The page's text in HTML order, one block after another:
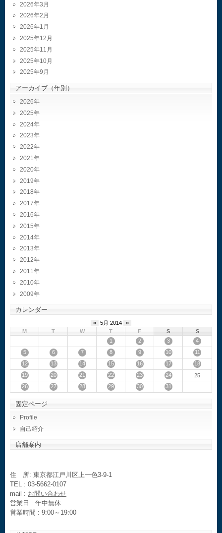
2026年3月
2026年2月
2026年1月
2025年12月
2025年11月
2025年10月
2025年9月
アーカイブ（年別）
2026
2025
2024
2023
2022
2021
2020
2019
2018
2017
2016
2015
2014
2013
2012
2011
2010
2009
カレンダー
« 5月 2014
»
M
T W T F S
S
1
2 3
4
5
6 7 8 9 10
11
12
13 14 15 16 17
18
19
20 21 22 23 24
25
26
27 28 29 30 31
固定ページ
Profile
自己紹介
店舗案内
住 所: 東京都江戸川区上一色3-9-1
TEL : 03-5662-0107
mail : お問い合わせ
営業日 : 年中無休
営業時間 : 9:00～19:00